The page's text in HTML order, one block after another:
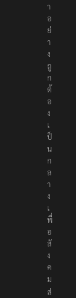
า
อ
ย่
า
ง
ถู
ก
ต้
อ
ง
เ
ป็
น
ก
ล
า
ง
เ
พื่
อ
สั
ง
ค
ม
ส่